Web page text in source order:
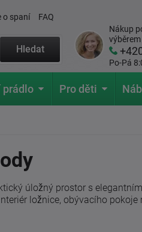
o spaní FAQ
Hledat
Nákup
výběrem
Po-Pá
prádlo Pro děti
úložný prostor s
ložnice, obývacího pokoje